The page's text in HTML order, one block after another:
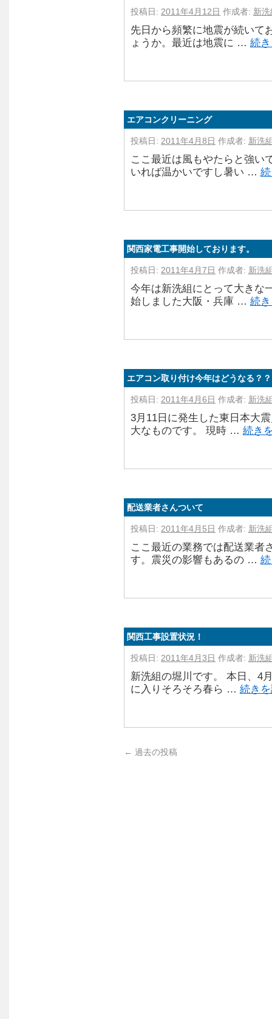
投稿日: 2011年4月12日 作成者: 新洗
先日から頻繁に地震が続いて
ょうか。最近は地震に … 続
エアコンクリーニング
投稿日: 2011年4月8日 作成者: 新洗
ここ最近は風もやたらと強い
いれば温かいですし暑い …
関西家電工事開始しております。
投稿日: 2011年4月7日 作成者: 新洗
今年は新洗組にとって大きな
始しました大阪・兵庫 … 続
エアコン取り付け今年はどうなる？？
投稿日: 2011年4月6日 作成者: 新洗
3月11日に発生した東日本大
大なものです。 現時 … 続き
配送業者さんついて
投稿日: 2011年4月5日 作成者: 新洗
ここ最近の業務では配送業者
す。震災の影響もあるの …
関西工事設置状況！
投稿日: 2011年4月3日 作成者: 新洗
新洗組の堀川です。 本日、4
に入りそろそろ春ら … 続き
← 過去の投稿